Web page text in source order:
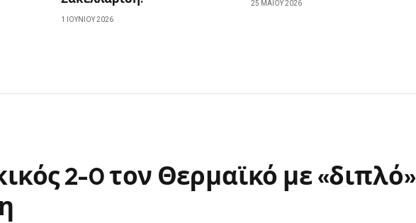
1 ΙΟΥΝΊΟΥ 2026
25 ΜΑΪ́ΟΥ 2026
2-0 τον Θερμαϊκό με «διπλό»